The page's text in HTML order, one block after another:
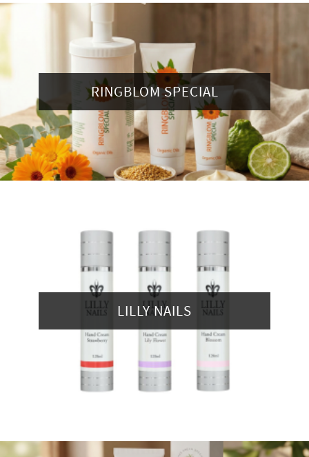
RINGBLOM SPECIAL
LILLY NAILS